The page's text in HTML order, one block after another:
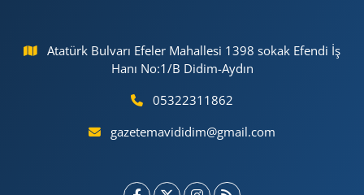
Atatürk Bulvarı Efeler Mahallesi 1398 sokak Efendi İş
Hanı No:1/B Didim-Aydın
05322311862
gazetemavididim@gmail.com